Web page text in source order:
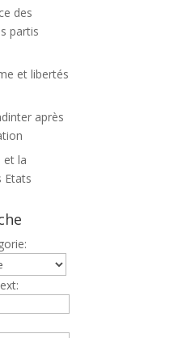
des
partis
et libertés
après
et la
Etats